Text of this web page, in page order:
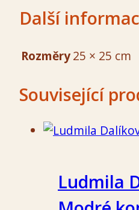
Další
Rozměry25 × 25 cm
Související
Ludmila